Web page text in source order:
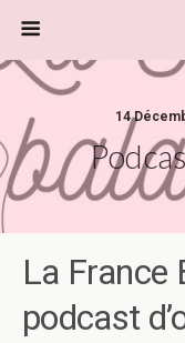
14
La France
podcast